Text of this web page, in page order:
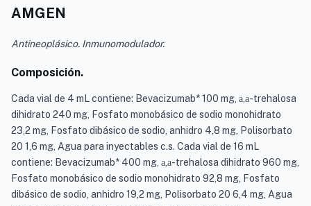
AMGEN
Antineoplásico. Inmunomodulador.
Composición.
Cada vial de 4 mL contiene: Bevacizumab* 100 mg, a a-trehalosa
dihidrato 240 mg, Fosfato monobásico de sodio monohidrato
23,2 mg, Fosfato dibásico de sodio, anhidro 4,8 mg, Polisorbato
20 1,6 mg, Agua para inyectables c.s. Cada vial de 16 mL
contiene: Bevacizumab* 400 mg, a a-trehalosa dihidrato 960 mg,
Fosfato monobásico de sodio monohidrato 92,8 mg, Fosfato
dibásico de sodio, anhidro 19,2 mg, Polisorbato 20 6,4 mg, Agua